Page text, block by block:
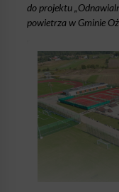
do projektu
powietrza w Gminie